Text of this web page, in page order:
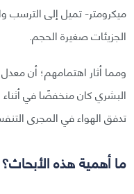
ميكرومتر- تميل إلى الترسب
الجزيئات صغيرة الحجم.
ومما أثار اهتمامهم؛ أن
البشري كان منخفضًا في أثناء
تدفق الهواء في المجرى
ما أهمية هذه الأبحاث؟